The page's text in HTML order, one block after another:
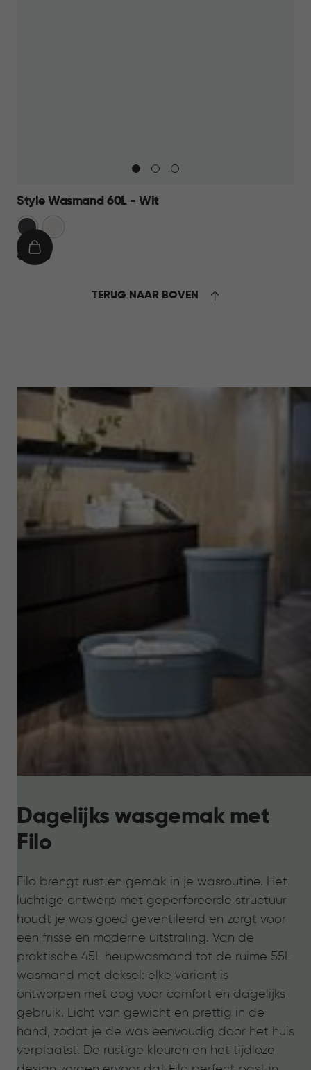
Style Wasmand 60L - Wit
Grijs
€
€ 27,95
IN
TERUG NAAR BOVEN
Dagelijks wasgemak met
Filo
Filo brengt rust en gemak in je wasroutine. Het
luchtige ontwerp met geperforeerde structuur
houdt je was goed geventileerd en zorgt voor
een frisse en moderne uitstraling. Van de
praktische 45L heupwasmand tot de ruime 55L
wasmand met deksel: elke variant is
ontworpen met oog voor comfort en dagelijks
gebruik. Licht van gewicht en prettig in de
hand, zodat je de was eenvoudig door het huis
verplaatst. De rustige kleuren en het tijdloze